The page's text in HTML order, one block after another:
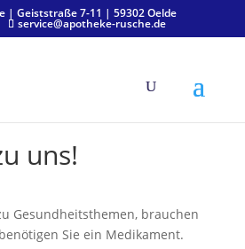
| Geiststraße 7-11 | 59302 Oelde
service@apotheke-rusche.de
uns!
Gesundheitsthemen, brauchen
Sie ein Medikament.